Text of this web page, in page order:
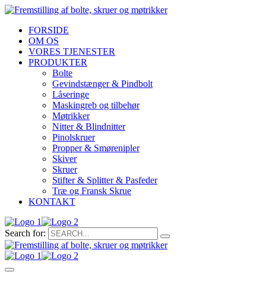
FORSIDE
OM OS
VORES TJENESTER
PRODUKTER
Bolte
Gevindstænger & Pindbolt
Låseringe
Maskingreb og tilbehør
Møtrikker
Nitter & Blindnitter
Pinolskruer
Propper & Smørenipler
Skiver
Skruer
Stifter & Splitter & Pasfeder
Træ og Fransk Skrue
KONTAKT
Search for: